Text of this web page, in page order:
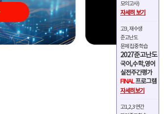
모의고사)
자세히 보기
고3, 재수생
준고난도
문제 집중 학습
2027준고난도
국어,수학,영어
실전주간평가
FINAL프로그램
자세히보기
고1,2,3 연간